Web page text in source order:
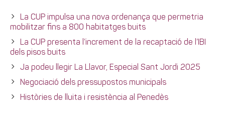
La CUP impulsa una nova ordenança que permetria
mobilitzar fins a 800 habitatges buits
La CUP presenta l’increment de la recaptació de l’IBI
dels pisos buits
Ja podeu llegir La Llavor, Especial Sant Jordi 2025
Negociació dels pressupostos municipals
Històries de lluita i resistència al Penedès